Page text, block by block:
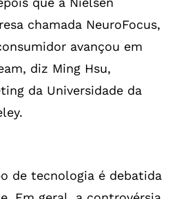
chamada NeuroFocus,
avançou em
diz Ming Hsu,
da Universidade da
de tecnologia é debatida